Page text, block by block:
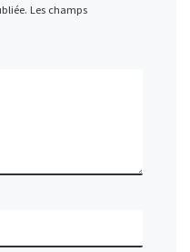
Les champs